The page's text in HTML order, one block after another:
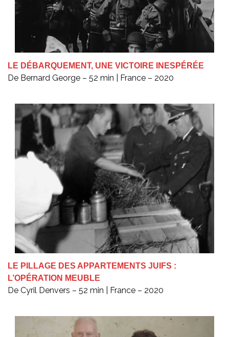
LE DÉBARQUEMENT, UNE VICTOIRE INESPÉRÉE
De Bernard George – 52 min | France – 2020
LE PILLAGE DES APPARTEMENTS JUIFS :
L’OPÉRATION MEUBLE
De Cyril Denvers – 52 min | France – 2020